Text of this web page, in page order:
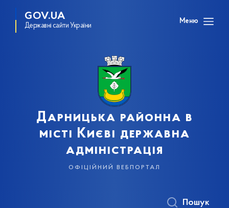
GOV.UA
Державні сайти України
Меню
Дарницька районна в
місті Києві державна
адміністрація
офіційний вебпортал
Пошук